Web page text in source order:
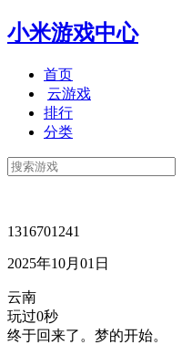
小米游戏中心
首页
云游戏
排行
分类
1316701241
2025年10月01日
云南
玩过0秒
终于回来了。梦的开始。